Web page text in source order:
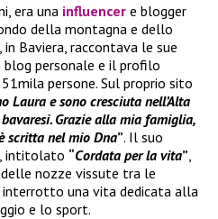
era una influencer e blogger
della montagna e dello
in Baviera, raccontava le sue
personale e il profilo
persone. Sul proprio sito
Laura e sono cresciuta nell’Alta
Grazie alla mia famiglia,
scritta nel mio Dna”. Il suo
intitolato “Cordata per la vita”
nozze vissute tra le
interrotto una vita dedicata alla
e lo sport.